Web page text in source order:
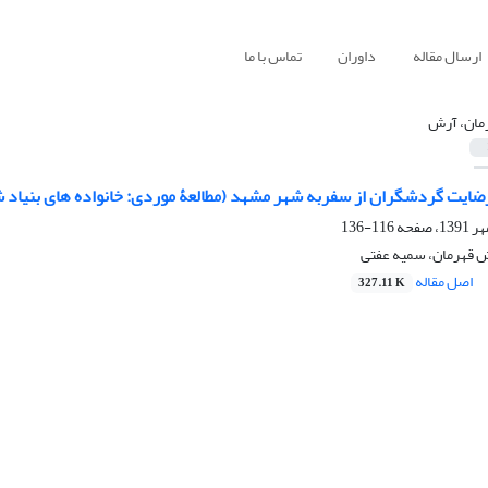
ارسال مقاله داوران تماس با ما
آرش
گردشگران از سفربه شهر مشهد (مطالعۀ موردی: خانواده های
116-136
قهرمان، سمیه عفتی
اصل مقاله 327.11 K